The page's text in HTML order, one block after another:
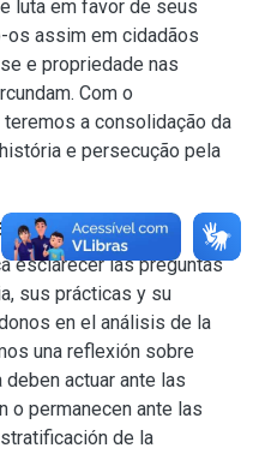
luta em favor de seus
assim em cidadãos
e propriedade nas
Com o
a consolidação da
e persecução pela
esclarecer las preguntas
sus prácticas y su
en el análisis de la
una reflexión sobre
actuar ante las
o permanecen ante las
de la